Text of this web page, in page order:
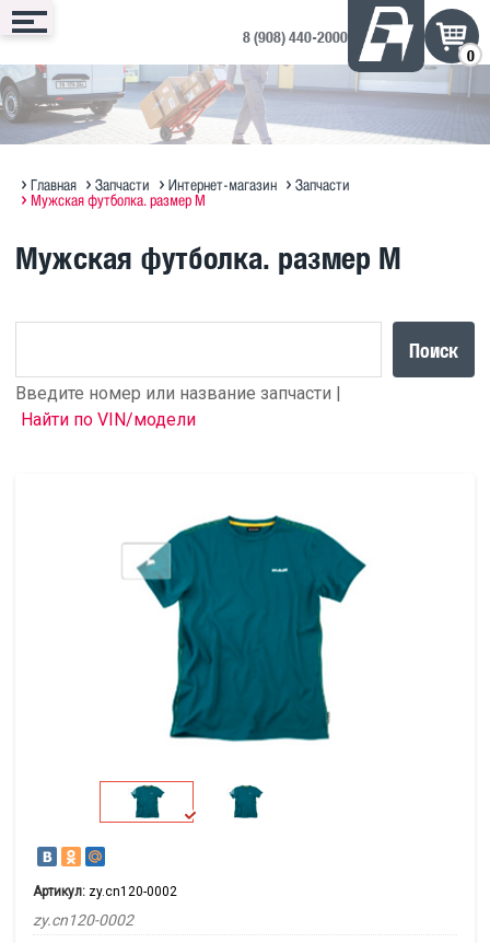
Сервис
Запись онлайн
Техническое обслуживание
Программирование блоков MAN
Кузовной ремонт
Запчасти
Интернет-магазин
Оригинальное масло MAN
Техника
Техника в продаже на ДРОМ ↗
Полезная информация по SITRAK
Доп. оборудование
Дополнительное оборудование
Контакты
Запись на сервис
Отзывы и предложения
8 (908) 440-2000
0
Главная Запчасти Интернет-магазин
Запчасти
Мужская футболка. размер M
Мужская футболка. размер M
Поиск
Введите номер или название запчасти |
Найти по VIN/модели
Артикул: zy.cn120-0002
zy.cn120-0002